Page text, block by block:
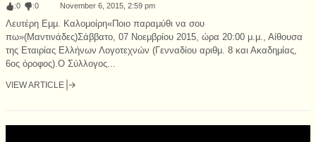
:0 :0 November 6, 2015, 2:59 pm
Λευτέρη Εμμ. Καλομοίρη«Ποιο παραμύθι να σου
πω»(Μαντινάδες)Σάββατο, 07 Νοεμβρίου 2015, ώρα 20:00 μ.μ., Αίθουσα
της Εταιρίας Ελλήνων Λογοτεχνών (Γενναδίου αριθμ. 8 και Ακαδημίας,
6ος όροφος).Ο Σύλλογος...
VIEW ARTICLE